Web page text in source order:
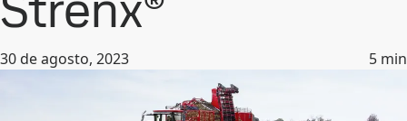
30 de agosto, 2023 5 min